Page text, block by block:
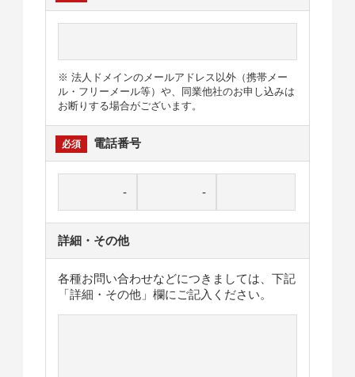
※ 法人ドメインのメールアドレス以外（携帯メー
ル・フリーメール等）や、同業他社のお申し込みは
お断りする場合がございます。
電話番号
詳細・その他
各種お問い合わせなどにつきましては、下記
「詳細・その他」欄にご記入ください。